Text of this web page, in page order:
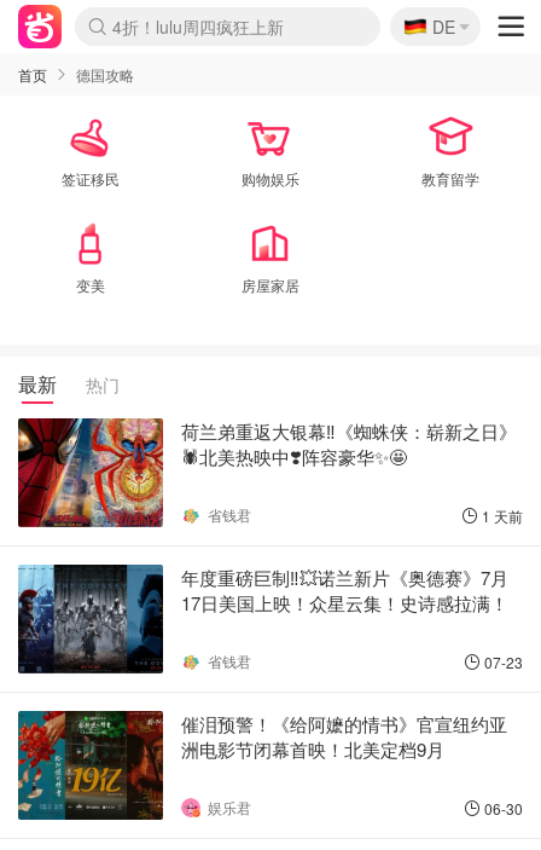
Boticinal 夏促开抢！
4折！lulu周四疯狂上新
还没结束！&OtherStories大促
Joybuy变相75折 随时失效
速领！Stanley独家85折
疑似霸哥！Camper额外叠85折
Zalando 奥莱闪促！每日更新
Moncler反季囤！5折起+叠9折
Coach Brooklyn仅€192
🇩🇪
DE
首页 德国攻略
签证移民
变美
购物娱乐
房屋家居
教育留学
最新 热门
荷兰弟重返大银幕‼️《蜘蛛侠：崭新之日》
🕷️北美热映中❣️阵容豪华✨🤩
省钱君 1 天前
年度重磅巨制‼️💥诺兰新片《奥德赛》7月
17日美国上映！众星云集！史诗感拉满！
省钱君 07-23
催泪预警！《给阿嬷的情书》官宣纽约亚
洲电影节闭幕首映！北美定档9月
娱乐君 06-30